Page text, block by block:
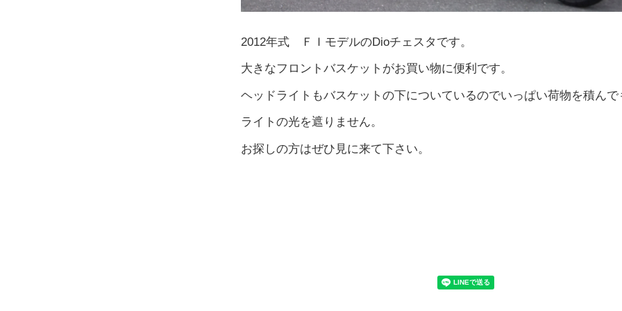
2012年式 ＦＩモデルのDioチェスタです。
大きなフロントバスケットがお買い物に便利です。
ヘッドライトもバスケットの下についているのでいっぱい荷物を積んで
ライトの光を遮りません。
お探しの方はぜひ見に来て下さい。